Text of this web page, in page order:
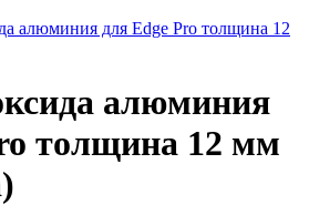
алюминия
толщина 12 мм